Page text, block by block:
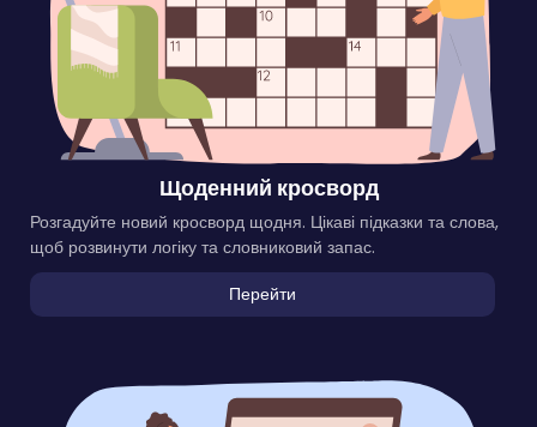
Щоденний кросворд
Розгадуйте новий кросворд щодня. Цікаві підказки та слова,
щоб розвинути логіку та словниковий запас.
Перейти